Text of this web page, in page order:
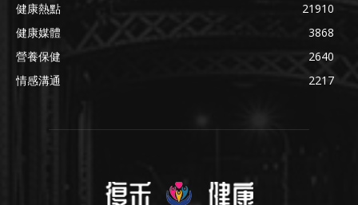
健康熱點
21910
健康媒體
3868
營養保健
2640
情感溝通
2217